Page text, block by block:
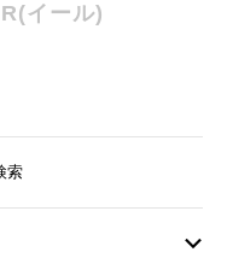
イール)
索